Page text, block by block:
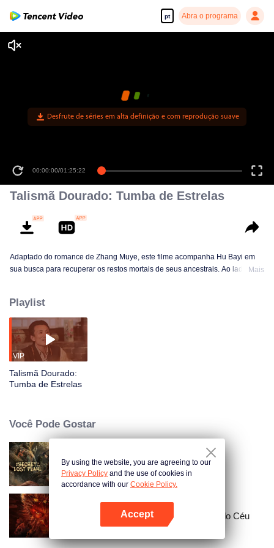
pt Abra o programa
Abra o programa
Desfrute de séries em alta definição e com reprodução suave
00:00:00/01:25:22
Talismã Dourado: Tumba de Estrelas
Adaptado do romance de Zhang Muye, este filme acompanha Hu Bayi em
sua busca para recuperar os restos mortais de seus ancestrais. Ao lado de
sobrenaturais como os "Quatro Fantasmas Carregando um Caixão" e
armadilhas mortais a cada passo. Contando com sua astúcia e
camaradagem, o trio supera cada desafio, acabando por descobrir e frustrar
uma conspiração sinistra.
Mais
Playlist
VIP
Talismã Dourado:
Tumba de Estrelas
Você Pode Gostar
Segredo da Pérola Perdida
Jornada para o oeste: Helltown do Céu
By using the website, you are agreeing to our
Privacy Policy and the use of cookies in
accordance with our Cookie Policy.
Accept